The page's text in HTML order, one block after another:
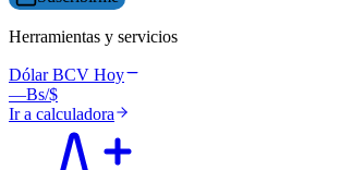
Herramientas y servicios
Dólar BCV Hoy
—Bs/$
Ir a calculadora